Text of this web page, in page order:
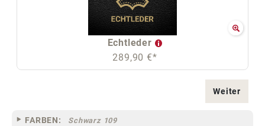
Echtleder
289,90 €*
Weiter
FARBEN: Schwarz 109